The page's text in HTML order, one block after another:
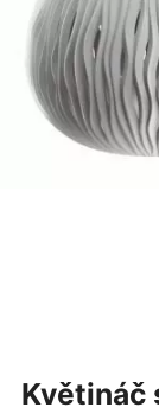
Květináč